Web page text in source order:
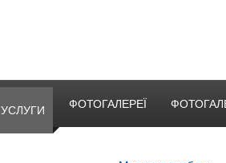
УСЛУГИ ФОТОГАЛЕРЕЇ